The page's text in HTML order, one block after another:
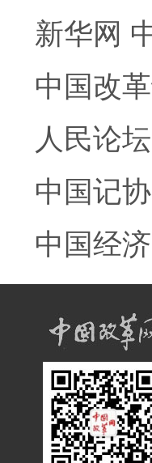
新华网
中国改
人民论
中国记
中国经